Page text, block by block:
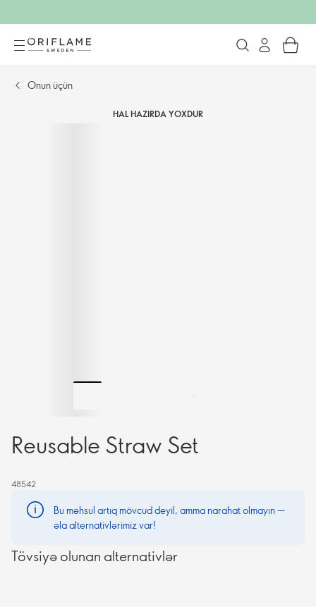
Onun üçün
HAL HAZIRDA YOXDUR
Reusable Straw Set
48542
Bu məhsul artıq mövcud deyil, amma narahat olmayın —
əla alternativlərimiz var!
Tövsiyə olunan alternativlər